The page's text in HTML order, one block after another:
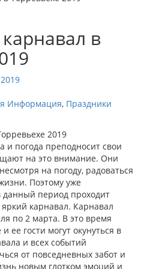
в
Информация, Праздники
и погода преподносит свои
на это внимание. Они
на погоду, радоваться
Поэтому уже
данный период проходит
карнавал. Карнавал
по 2 марта. В это время
ее гости могут окунуться в
и всех событий
от повседневных забот и
новым глотком эмоций и